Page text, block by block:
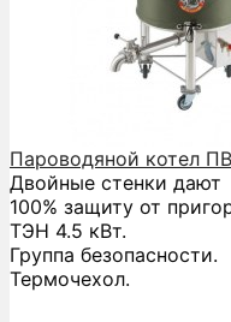
Пароводяной котел
Двойные стенки дают
100% защиту от
ТЭН 4.5 кВт.
Группа безопасности.
Термочехол.